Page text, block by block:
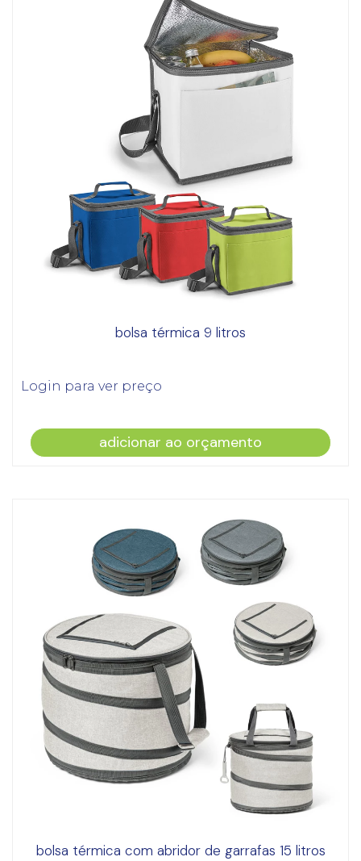
bolsa térmica 9 litros
Login para ver preço
adicionar ao orçamento
bolsa térmica com abridor de garrafas 15 litros